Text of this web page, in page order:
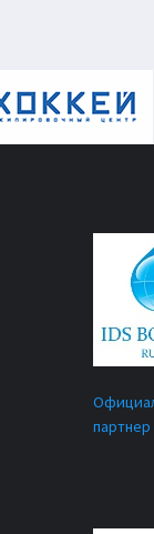
партнер